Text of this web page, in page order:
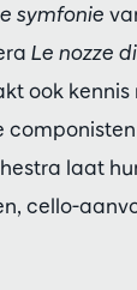
symfonie
Le nozze
ook
laat
cello-